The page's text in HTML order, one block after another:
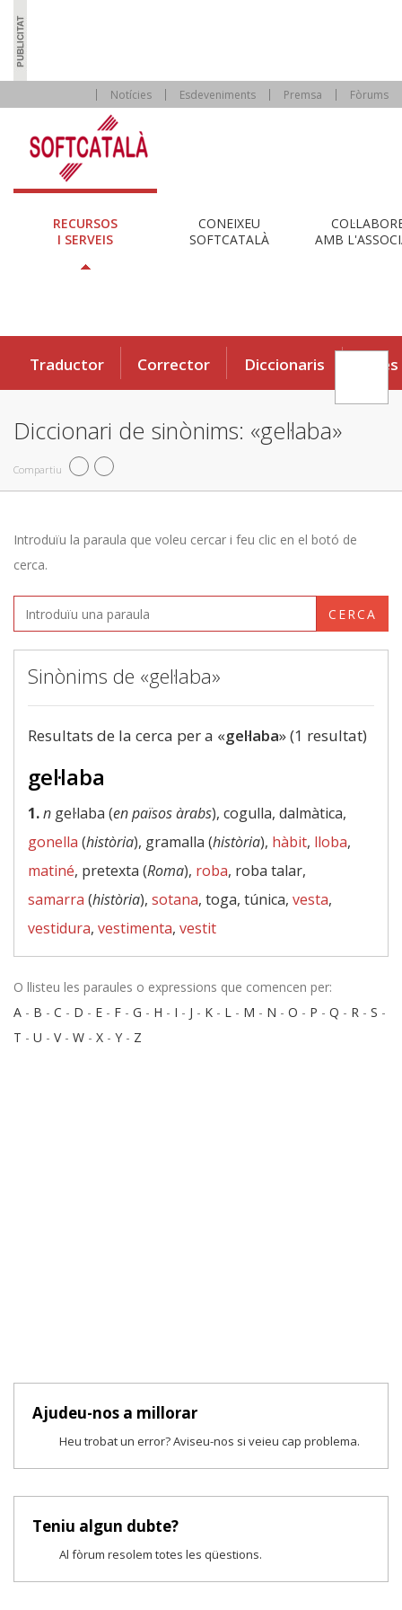
Notícies Esdeveniments Premsa Fòrums
RECURSOS
I SERVEIS
CONEIXEU
SOFTCATALÀ
AMB
Traductor Corrector Diccionaris Eines
Diccionari de sinònims: «gel·laba»
Compartiu
Introduïu la paraula que voleu cercar i feu clic en el botó de
cerca.
CERCA
Sinònims de «gel·laba»
Resultats de la cerca per a «gel·laba» (1 resultat)
gel·laba
1.n gel·laba (en països àrabs), cogulla, dalmàtica,
gonella (història), gramalla (història), hàbit, lloba,
matiné, pretexta (Roma), roba, roba talar,
samarra (història), sotana, toga, túnica, vesta,
vestidura, vestimenta, vestit
O llisteu les paraules o expressions que comencen per:
A - B - C - D - E - F - G - H - I - J - K - L - M - N - O - P - Q - R - S -
T - U - V- W - X - Y - Z
Ajudeu-nos a millorar
Heu trobat un error? Aviseu-nos si veieu cap problema.
Teniu algun dubte?
Al fòrum resolem totes les qüestions.